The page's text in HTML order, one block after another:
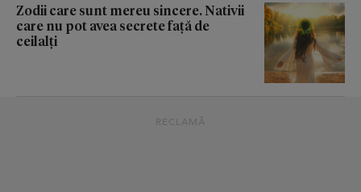
Zodii care sunt mereu sincere. Nativii
care nu pot avea secrete față de
ceilalți
RECLAMĂ